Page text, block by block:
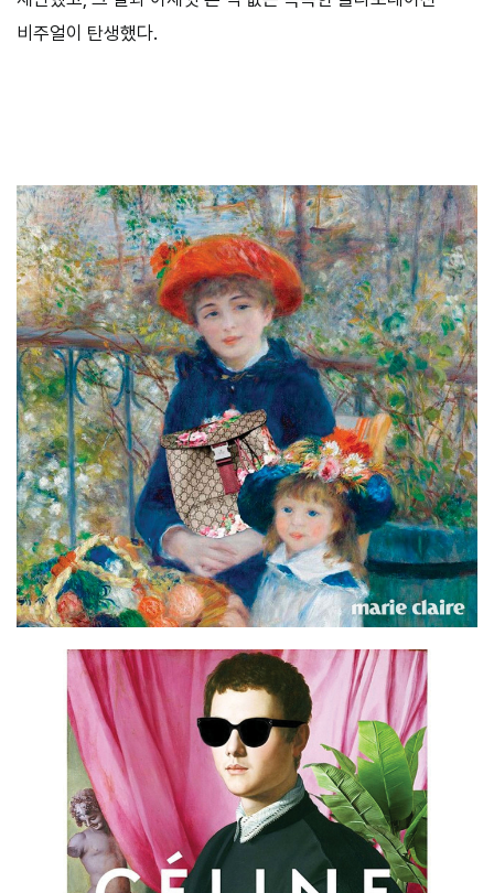
비주얼이 탄생했다.